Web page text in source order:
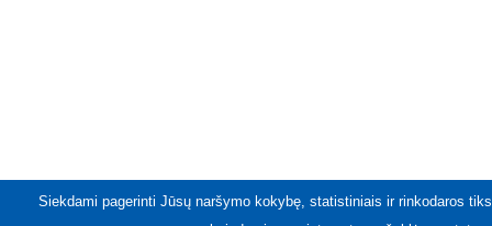
Siekdami pagerinti Jūsų naršymo kokybę, statistiniais ir rinkodaros